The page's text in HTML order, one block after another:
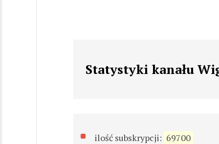
Statystyki kanału
ilość subskrypcji: 69700